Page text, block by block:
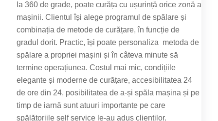
la 360 de grade, poate curăța cu ușurință orice zonă a
mașinii. Clientul își alege programul de spălare și
combinația de metode de curățare, în funcție de
gradul dorit. Practic, își poate personaliza metoda de
spălare a propriei mașini și în câteva minute să
termine operațiunea. Costul mai mic, condițiile
elegante și moderne de curățare, accesibilitatea 24
de ore din 24, posibilitatea de a-și spăla mașina și pe
timp de iarnă sunt atuuri importante pe care
spălătoriile self service le-au adus clienților.